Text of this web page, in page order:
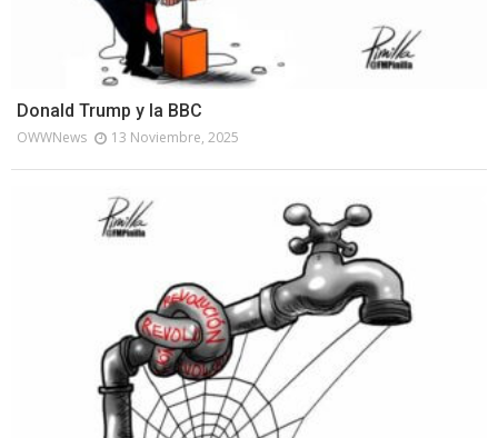
Donald Trump y la BBC
OWWNews 13 Noviembre, 2025